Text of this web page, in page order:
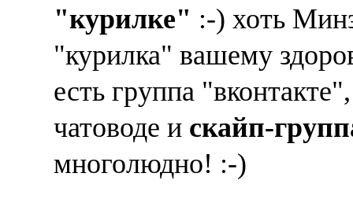
"курилке" :-) хоть
"курилка" вашему
есть группа
чатоводе и скайп-
многолюдно! :-)